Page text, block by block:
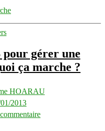
pour gérer une
ça marche ?
HOARAU
2013
Des